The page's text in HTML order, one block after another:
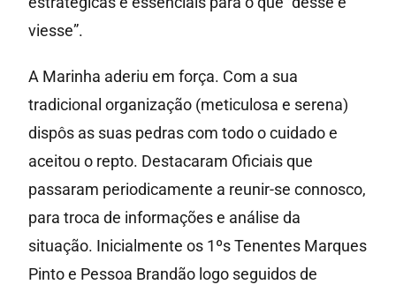
viesse”.
A Marinha aderiu em força. Com a sua
tradicional organização (meticulosa e serena)
dispôs as suas pedras com todo o cuidado e
aceitou o repto. Destacaram Oficiais que
passaram periodicamente a reunir-se connosco,
para troca de informações e análise da
situação. Inicialmente os 1ºs Tenentes Marques
Pinto e Pessoa Brandão logo seguidos de